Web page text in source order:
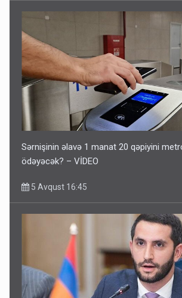
Sərnişinin əlavə 1 manat 20 qəpiyini
ödəyəcək? – VİDEO
5 Avqust 16:45